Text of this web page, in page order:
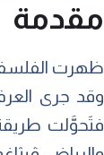
مقدمة
ظهرت الفلسفة
فتَحوَّلت